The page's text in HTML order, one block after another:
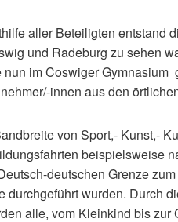
aller Beteiligten entstand
und Radeburg zu sehen
nun im Coswiger Gymnasium
innen aus den
von Sport,- Kunst,-
beispielsweise
deutschen Grenze
durchgeführt wurden. Durch
alle, vom Kleinkind bis zur